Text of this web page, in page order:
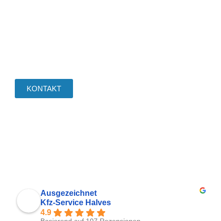
KONTAKT
Ausgezeichnet
Kfz-Service Halves
4.9